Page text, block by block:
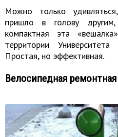
Можно только
пришло в голову
компактная эта
территории
Простая, но эффективная.
Велосипедная